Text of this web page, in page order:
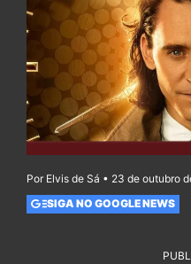
Por Elvis de Sá • 23 de outubro
SIGA NO GOOGLE NEWS